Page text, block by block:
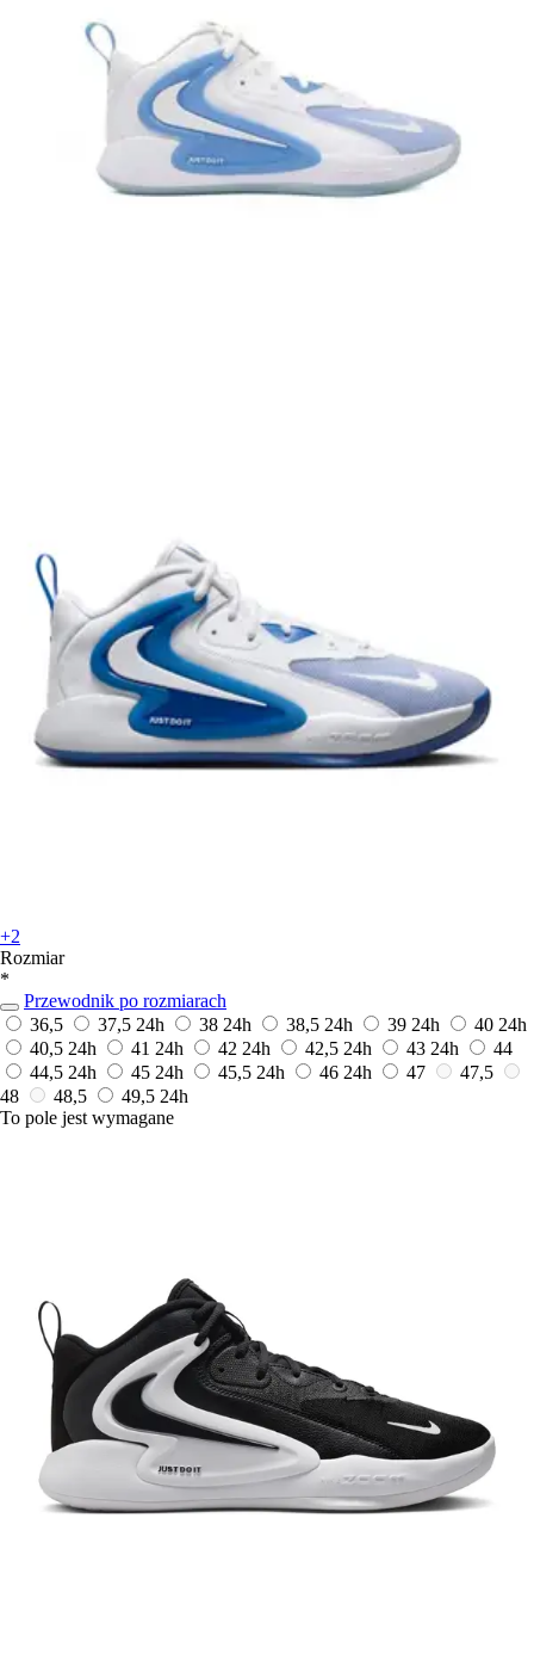
+2
Rozmiar
*
Przewodnik po rozmiarach
36,5
37,5 24h 38 24h 38,5 24h 39 24h 40 24h
40,5 24h 41 24h 42 24h 42,5 24h 43 24h
44
44,5 24h 45 24h 45,5 24h 46 24h 47
47,5
48
48,5 49,5 24h
To pole jest wymagane